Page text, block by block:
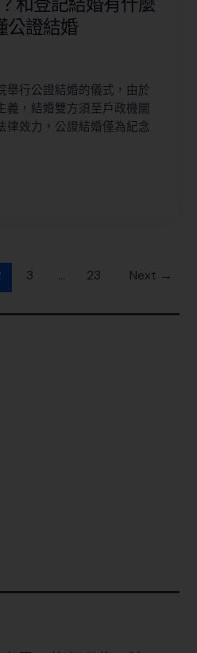
公證結婚
舉行公證結婚的儀式，由於
義，結婚雙方須至戶政機關
律效力，公證結婚僅為紀念
3 ... 23 Next →